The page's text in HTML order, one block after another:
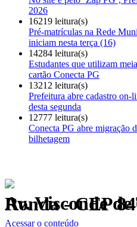
2026
16219 leitura(s)
Pré-matrículas na Rede
iniciam nesta terça (16)
14284 leitura(s)
Estudantes que utilizam
cartão Conecta PG
13212 leitura(s)
Prefeitura abre cadastro on-
desta segunda
12777 leitura(s)
Conecta PG abre migração
bilhetagem
Av. Visconde de Taunay, 950 -
Política de Privacidade.
Acessar o conteúdo